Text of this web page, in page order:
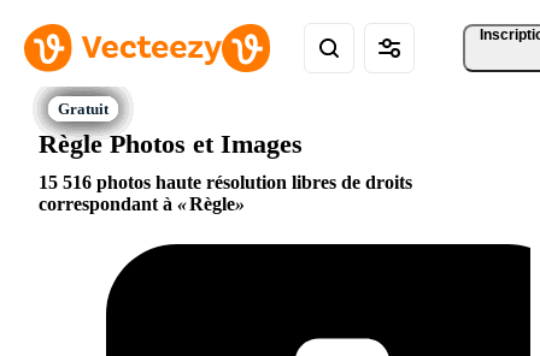
Règle Photos et Images
15 516 photos haute résolution libres de droits
correspondant à
Règle